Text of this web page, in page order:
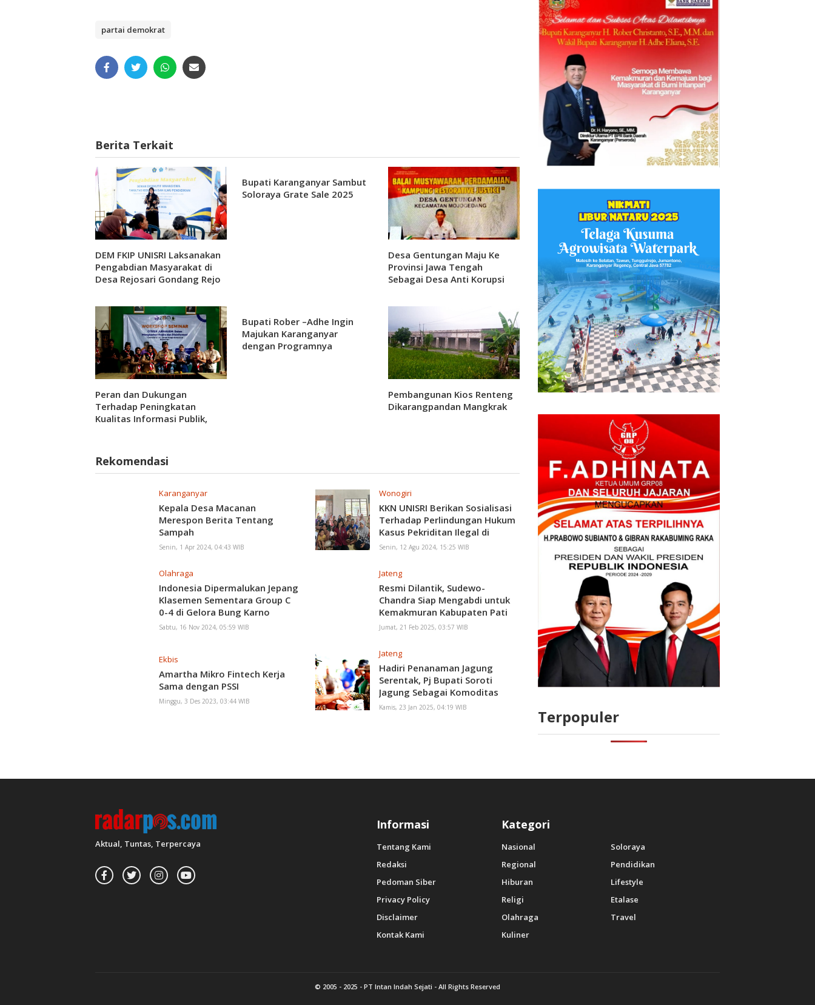
partai demokrat
Berita Terkait
DEM FKIP UNISRI Laksanakan
Pengabdian Masyarakat di
Desa Rejosari Gondang Rejo
Bupati Karanganyar Sambut
Soloraya Grate Sale 2025
Desa Gentungan Maju Ke
Provinsi Jawa Tengah
Sebagai Desa Anti Korupsi
Peran dan Dukungan
Terhadap Peningkatan
Kualitas Informasi Publik,
Karanganyar Menggelar
Workshop Citizen Jurnalism
Bupati Rober –Adhe Ingin
Majukan Karanganyar
dengan Programnya
Pembangunan Kios Renteng
Dikarangpandan Mangkrak
Rekomendasi
Karanganyar
Kepala Desa Macanan
Merespon Berita Tentang
Sampah
Senin, 1 Apr 2024, 04:43 WIB
Wonogiri
KKN UNISRI Berikan Sosialisasi
Terhadap Perlindungan Hukum
Kasus Pekriditan Ilegal di
Wonogiri
Senin, 12 Agu 2024, 15:25 WIB
Olahraga
Indonesia Dipermalukan Jepang
Klasemen Sementara Group C
0-4 di Gelora Bung Karno
Sabtu, 16 Nov 2024, 05:59 WIB
Jateng
Resmi Dilantik, Sudewo-
Chandra Siap Mengabdi untuk
Kemakmuran Kabupaten Pati
Jumat, 21 Feb 2025, 03:57 WIB
Ekbis
Amartha Mikro Fintech Kerja
Sama dengan PSSI
Minggu, 3 Des 2023, 03:44 WIB
Jateng
Hadiri Penanaman Jagung
Serentak, Pj Bupati Soroti
Jagung Sebagai Komoditas
Strategis
Kamis, 23 Jan 2025, 04:19 WIB Terpopuler
Aktual, Tuntas, Terpercaya
Informasi
Tentang Kami
Redaksi
Pedoman Siber
Privacy Policy
Disclaimer
Kontak Kami
Kategori
Nasional
Soloraya
Regional
Pendidikan
Hiburan
Lifestyle
Religi
Etalase
Olahraga
Travel
Kuliner
© 2005 - 2025 - PT Intan Indah Sejati - All Rights Reserved